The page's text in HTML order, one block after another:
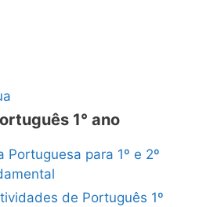
1° ano
Portuguesa para 1º e 2º
de Português 1º